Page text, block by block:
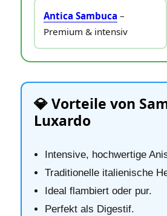
Antica Sambuca –
Premium & intensiv
💎 Vorteile von
Luxardo
Intensive, hochwertige
Traditionelle italienische
Ideal flambiert oder pur.
Perfekt als Digestif.